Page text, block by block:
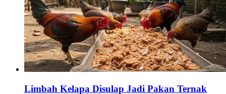
Limbah Kelapa Disulap Jadi Pakan Ternak